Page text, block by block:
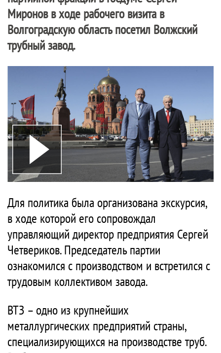
Миронов в ходе рабочего визита в
Волгоградскую область посетил Волжский
трубный завод.
Для политика была организована экскурсия,
в ходе которой его сопровождал
управляющий директор предприятия Сергей
Четвериков. Председатель партии
ознакомился с производством и встретился с
трудовым коллективом завода.
ВТЗ – одно из крупнейших
металлургических предприятий страны,
специализирующихся на производстве труб.